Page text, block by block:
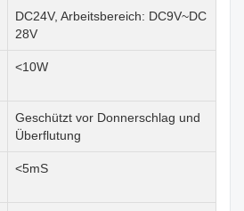
DC24V, Arbeitsbereich: DC9V~DC
28V
<10W
Geschützt vor Donnerschlag und
Überflutung
<5mS